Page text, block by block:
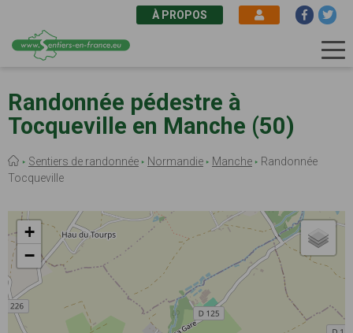
au
contenu
principal
À PROPOS
Randonnée pédestre à
Tocqueville en Manche (50)
Fil
d'Ariane
Sentiers de randonnée Normandie Manche
Randonnée
Tocqueville
+
−